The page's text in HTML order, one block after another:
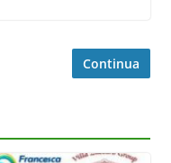
Continua